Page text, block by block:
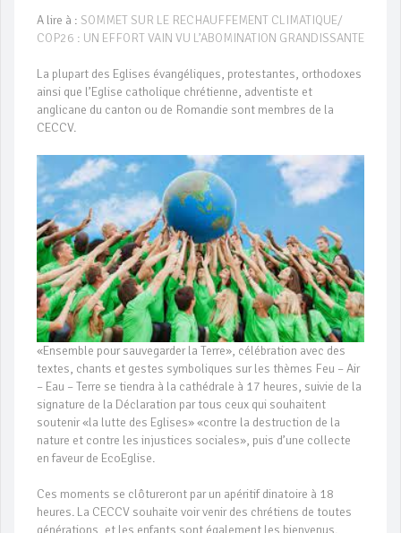
A lire à : SOMMET SUR LE RECHAUFFEMENT CLIMATIQUE/
COP26 : UN EFFORT VAIN VU L’ABOMINATION GRANDISSANTE
La plupart des Eglises évangéliques, protestantes, orthodoxes
ainsi que l’Eglise catholique chrétienne, adventiste et
anglicane du canton ou de Romandie sont membres de la
CECCV.
«Ensemble pour sauvegarder la Terre», célébration avec des
textes, chants et gestes symboliques sur les thèmes Feu – Air
– Eau – Terre se tiendra à la cathédrale à 17 heures, suivie de la
signature de la Déclaration par tous ceux qui souhaitent
soutenir «la lutte des Eglises» «contre la destruction de la
nature et contre les injustices sociales», puis d’une collecte
en faveur de EcoEglise.
Ces moments se clôtureront par un apéritif dinatoire à 18
heures. La CECCV souhaite voir venir des chrétiens de toutes
générations, et les enfants sont également les bienvenus.